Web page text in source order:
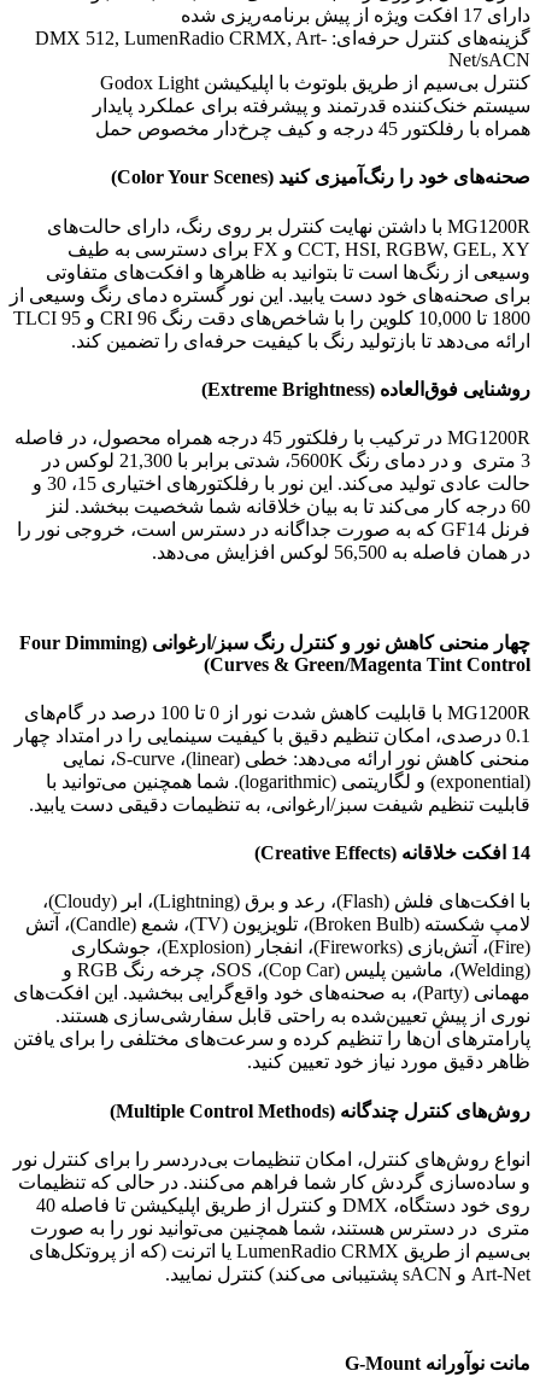
دارای 17 افکت ویژه از پیش برنامه‌ریزی شده
گزینه‌های کنترل حرفه‌ای: DMX 512, LumenRadio CRMX, Art-
Net/sACN
کنترل بی‌سیم از طریق بلوتوث با اپلیکیشن Godox Light
سیستم خنک‌کننده قدرتمند و پیشرفته برای عملکرد پایدار
همراه با رفلکتور 45 درجه و کیف چرخ‌دار مخصوص حمل
صحنه‌های خود را رنگ‌آمیزی کنید (Color Your Scenes)
MG1200R با داشتن نهایت کنترل بر روی رنگ، دارای حالت‌های
CCT, HSI, RGBW, GEL, XY و FX برای دسترسی به طیف
وسیعی از رنگ‌ها است تا بتوانید به ظاهرها و افکت‌های متفاوتی
برای صحنه‌های خود دست یابید. این نور گستره دمای رنگ وسیعی از
1800 تا 10,000 کلوین را با شاخص‌های دقت رنگ CRI 96 و TLCI 95
ارائه می‌دهد تا بازتولید رنگ با کیفیت حرفه‌ای را تضمین کند.
روشنایی فوق‌العاده (Extreme Brightness)
MG1200R در ترکیب با رفلکتور 45 درجه همراه محصول، در فاصله
3 متری و در دمای رنگ 5600K، شدتی برابر با 21,300 لوکس در
حالت عادی تولید می‌کند. این نور با رفلکتورهای اختیاری 15، 30 و
60 درجه کار می‌کند تا به بیان خلاقانه شما شخصیت ببخشد. لنز
فرنل GF14 که به صورت جداگانه در دسترس است، خروجی نور را
در همان فاصله به 56,500 لوکس افزایش می‌دهد.
چهار منحنی کاهش نور و کنترل رنگ سبز/ارغوانی (Four Dimming
Curves & Green/Magenta Tint Control)
MG1200R با قابلیت کاهش شدت نور از 0 تا 100 درصد در گام‌های
0.1 درصدی، امکان تنظیم دقیق با کیفیت سینمایی را در امتداد چهار
منحنی کاهش نور ارائه می‌دهد: خطی (linear)، S-curve، نمایی
(exponential) و لگاریتمی (logarithmic). شما همچنین می‌توانید با
قابلیت تنظیم شیفت سبز/ارغوانی، به تنظیمات دقیقی دست یابید.
14 افکت خلاقانه (Creative Effects)
با افکت‌های فلش (Flash)، رعد و برق (Lightning)، ابر (Cloudy)،
لامپ شکسته (Broken Bulb)، تلویزیون (TV)، شمع (Candle)، آتش
(Fire)، آتش‌بازی (Fireworks)، انفجار (Explosion)، جوشکاری
(Welding)، ماشین پلیس (Cop Car)، SOS، چرخه رنگ RGB و
مهمانی (Party)، به صحنه‌های خود واقع‌گرایی ببخشید. این افکت‌های
نوری از پیش تعیین‌شده به راحتی قابل سفارشی‌سازی هستند.
پارامترهای آن‌ها را تنظیم کرده و سرعت‌های مختلفی را برای یافتن
ظاهر دقیق مورد نیاز خود تعیین کنید.
روش‌های کنترل چندگانه (Multiple Control Methods)
انواع روش‌های کنترل، امکان تنظیمات بی‌دردسر را برای کنترل نور
و ساده‌سازی گردش کار شما فراهم می‌کنند. در حالی که تنظیمات
روی خود دستگاه، DMX و کنترل از طریق اپلیکیشن تا فاصله 40
متری در دسترس هستند، شما همچنین می‌توانید نور را به صورت
بی‌سیم از طریق LumenRadio CRMX یا اترنت (که از پروتکل‌های
Art-Net و sACN پشتیبانی می‌کند) کنترل نمایید.
مانت نوآورانه G-Mount